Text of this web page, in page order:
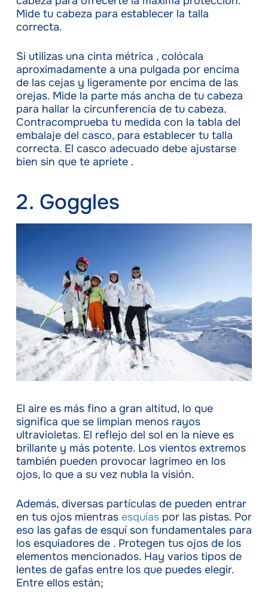
Mide tu cabeza para establecer la talla
correcta.
Si utilizas una cinta métrica , colócala
aproximadamente a una pulgada por encima
de las cejas y ligeramente por encima de las
orejas. Mide la parte más ancha de tu cabeza
para hallar la circunferencia de tu cabeza.
Contracomprueba tu medida con la tabla del
embalaje del casco, para establecer tu talla
correcta. El casco adecuado debe ajustarse
bien sin que te apriete .
2. Goggles
El aire es más fino a gran altitud, lo que
significa que se limpian menos rayos
ultravioletas. El reflejo del sol en la nieve es
brillante y más potente. Los vientos extremos
también pueden provocar lagrimeo en los
ojos, lo que a su vez nubla la visión.
Además, diversas partículas de pueden entrar
en tus ojos mientrasesquíaspor las pistas. Por
eso las gafas de esquí son fundamentales para
los esquiadores de . Protegen tus ojos de los
elementos mencionados. Hay varios tipos de
lentes de gafas entre los que puedes elegir.
Entre ellos están;